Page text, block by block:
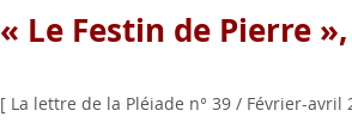
« Le Festin de Pierre
[ La lettre de la Pléiade n° 39 / Février-avril